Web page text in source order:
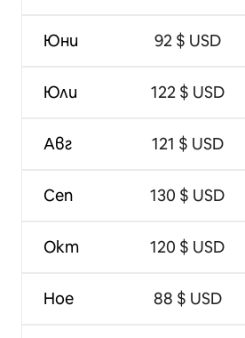
Юни
Юли
Авг
Сеп
Окт
Ное
92 $ USD
122 $ USD
121 $ USD
130 $ USD
120 $ USD
88 $ USD